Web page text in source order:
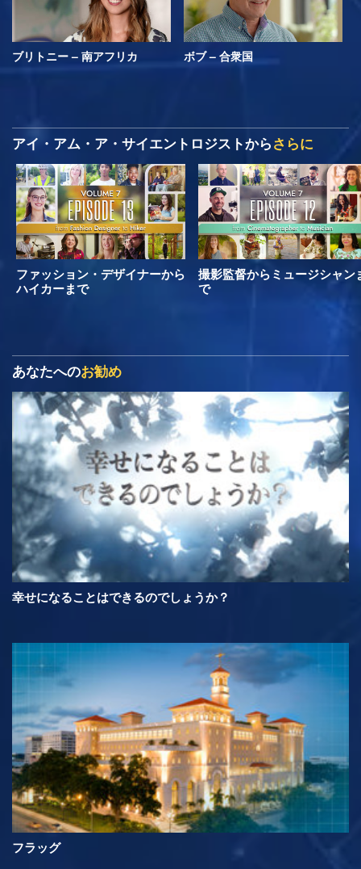
ブリトニー – 南アフリカ ボブ – 合衆国
アイ・アム・ア・サイエントロジストからさらに
ファッション・デザイナーから
ハイカーまで
撮影監督からミュージシャン
で
あなたへのお勧め
幸せになることはできるのでしょうか？
フラッグ